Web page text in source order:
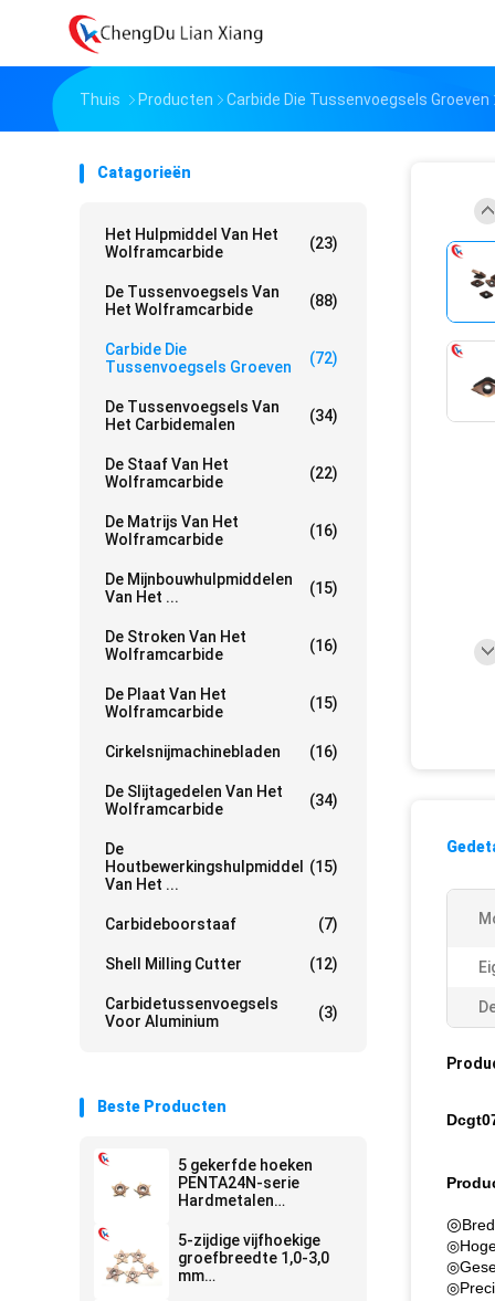
Thuis Producten Carbide Die Tussenvoegsels Groeven
Catagorieën
Het Hulpmiddel Van Het
Wolframcarbide
(23)
De Tussenvoegsels Van
Het Wolframcarbide
(88)
Carbide Die
Tussenvoegsels Groeven
(72)
De Tussenvoegsels Van
Het Carbidemalen
(34)
De Staaf Van Het
Wolframcarbide
(22)
De Matrijs Van Het
Wolframcarbide
(16)
De Mijnbouwhulpmiddelen
Van Het ...
(15)
De Stroken Van Het
Wolframcarbide
(16)
De Plaat Van Het
Wolframcarbide
(15)
Cirkelsnijmachinebladen (16)
De Slijtagedelen Van Het
Wolframcarbide
(34)
De
Houtbewerkingshulpmiddel
Van Het ...
(15)
Carbideboorstaaf (7)
Shell Milling Cutter (12)
Carbidetussenvoegsels
Voor Aluminium
(3)
Beste Producten
5 gekerfde hoeken
PENTA24N-serie
Hardmetalen
lange levensduur en
weinig slijtage
5-zijdige vijfhoekige
groefbreedte 1,0-3,0
mm
◎